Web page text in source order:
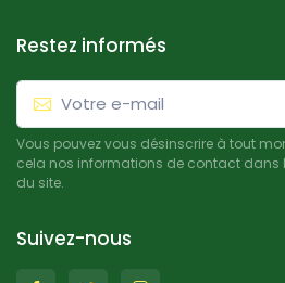
Restez informés
Vous pouvez vous désinscrire à tout
cela nos informations de contact dans
du site.
Suivez-nous